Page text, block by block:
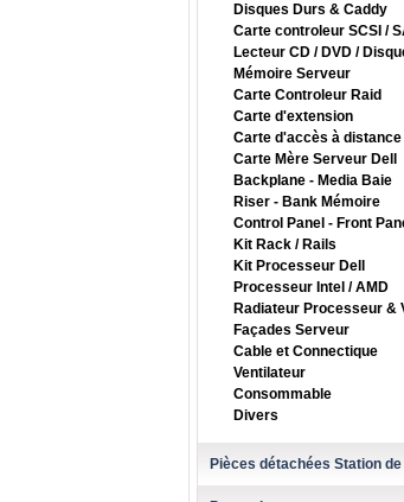
Disques Durs & Caddy
Carte controleur SCSI /
Lecteur CD / DVD /
Mémoire Serveur
Carte Controleur Raid
Carte d'extension
Carte d'accès à distance
Carte Mère Serveur Dell
Backplane - Media Baie
Riser - Bank Mémoire
Control Panel - Front
Kit Rack / Rails
Kit Processeur Dell
Processeur Intel / AMD
Radiateur Processeur &
Façades Serveur
Cable et Connectique
Ventilateur
Consommable
Divers
Pièces détachées Station de